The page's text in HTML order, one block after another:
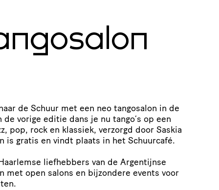
de Schuur met een neo tangosalon in de
de vorige editie dans je nu tango’s op een
pop, rock en klassiek, verzorgd door Saskia
is gratis en vindt plaats in het Schuurcafé.
liefhebbers van de Argentijnse
met open salons en bijzondere events voor